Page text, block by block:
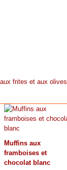
frites et aux olives
Muffins aux
framboises et
chocolat blanc